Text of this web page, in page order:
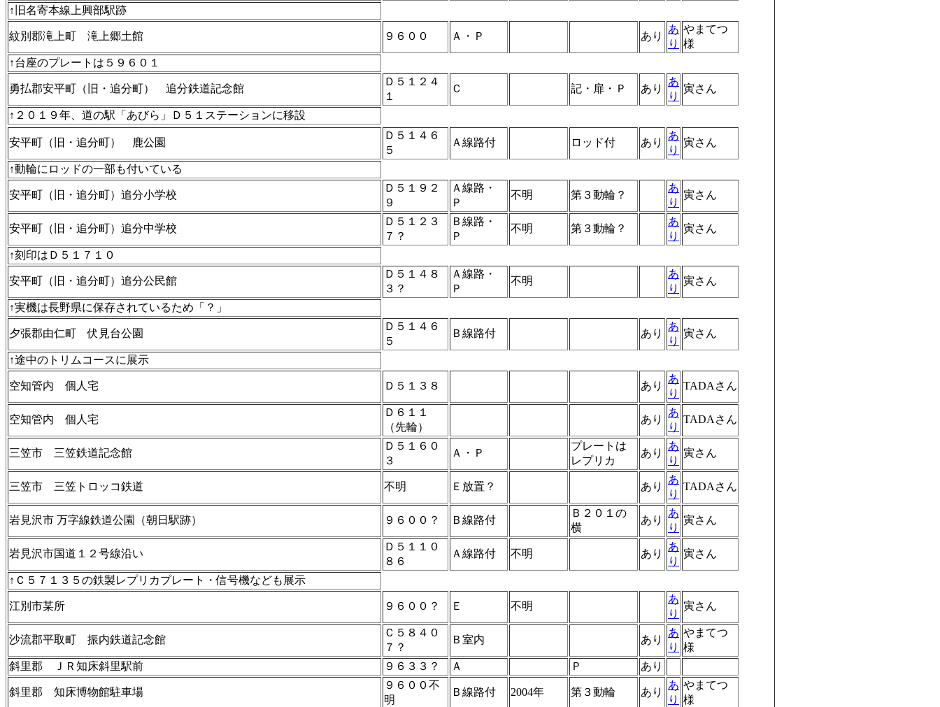
↑旧名寄本線上興部駅跡
紋別郡滝上町 滝上郷土館 ９６００ Ａ・Ｐ あり
あ
り
やまてつ
様
↑台座のプレートは５９６０１
勇払郡安平町（旧・追分町） 追分鉄道記念館
Ｄ５１２４
１
Ｃ 記・扉・Ｐ あり
あ
り
寅さん
↑２０１９年、道の駅「あびら」Ｄ５１ステーションに移設
安平町（旧・追分町） 鹿公園
Ｄ５１４６
５
Ａ線路付 ロッド付 あり
あ
り
寅さん
↑動輪にロッドの一部も付いている
安平町（旧・追分町）追分小学校
Ｄ５１９２
９
Ａ線路・
Ｐ
不明 第３動輪？
あ
り
寅さん
安平町（旧・追分町）追分中学校
Ｄ５１２３
７？
Ｂ線路・
Ｐ
不明 第３動輪？
あ
り
寅さん
↑刻印はＤ５１７１０
安平町（旧・追分町）追分公民館
Ｄ５１４８
３？
Ａ線路・
Ｐ
不明
あ
り
寅さん
↑実機は長野県に保存されているため「？」
夕張郡由仁町 伏見台公園
Ｄ５１４６
５
Ｂ線路付 あり
あ
り
寅さん
↑途中のトリムコースに展示
空知管内 個人宅 Ｄ５１３８ あり
あ
り
TADAさん
空知管内 個人宅
Ｄ６１１
（先輪）
あり
あ
り
TADAさん
三笠市 三笠鉄道記念館
Ｄ５１６０
３
Ａ・Ｐ
プレートは
レプリカ
あり
あ
り
寅さん
三笠市 三笠トロッコ鉄道 不明 Ｅ放置？ あり
あ
り
TADAさん
岩見沢市 万字線鉄道公園（朝日駅跡） ９６００？ Ｂ線路付
Ｂ２０１の
横
あり
あ
り
寅さん
岩見沢市国道１２号線沿い
Ｄ５１１０
８６
Ａ線路付 不明 あり
あ
り
寅さん
↑Ｃ５７１３５の鉄製レプリカプレート・信号機なども展示
江別市某所 ９６００？ Ｅ 不明
あ
り
寅さん
沙流郡平取町 振内鉄道記念館
Ｃ５８４０
７？
Ｂ室内 あり
あ
り
やまてつ
様
斜里郡 ＪＲ知床斜里駅前
９６３３？ Ａ Ｐ あり
斜里郡 知床博物館駐車場
９６００不
明
Ｂ線路付 2004年 第３動輪 あり
あ
り
やまてつ
様